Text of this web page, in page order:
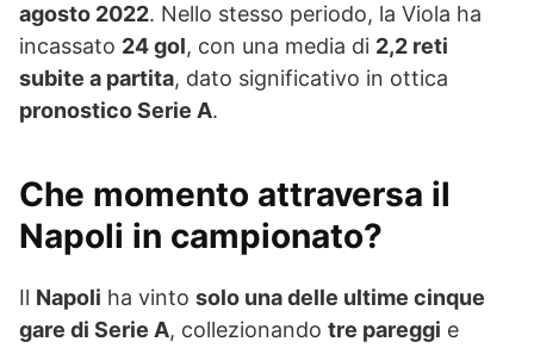
agosto 2022. Nello stesso periodo, la Viola ha
incassato 24 gol, con una media di 2,2 reti
subite a partita, dato significativo in ottica
pronostico Serie A.
Che momento attraversa il
Napoli in campionato?
Il Napoli ha vinto solo una delle ultime cinque
gare di Serie A, collezionando tre pareggi e